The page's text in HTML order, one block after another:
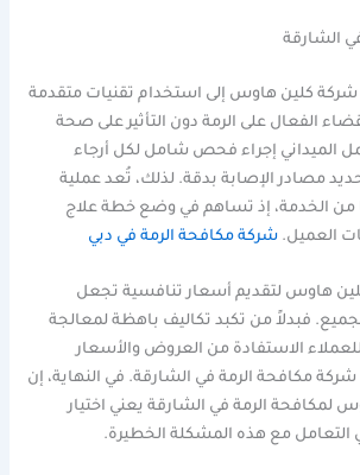
الشارقة
كلين هاوس إلى استخدام تقنيات متقدمة
الفعال على الرمة دون التأثير على صحة
الميداني إجراء فحص شامل لكل أرجاء
مصادر الإصابة بدقة. لذلك، تُعد عملية
الخدمة، إذ تساهم في وضع خطة علاج
العميل.شركة مكافحة الرمة في دبي
هاوس لتقديم أسعار تنافسية تجعل
فبدلاً من تكبد تكاليف باهظة لمعالجة
الاستفادة من العروض والأسعار
شركة مكافحة الرمة في الشارقة. في النهاية، إن
لمكافحة الرمة في الشارقة يعني اختيار
التعامل مع هذه المشكلة الخطيرة.